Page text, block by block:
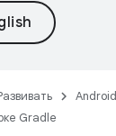
Gradle